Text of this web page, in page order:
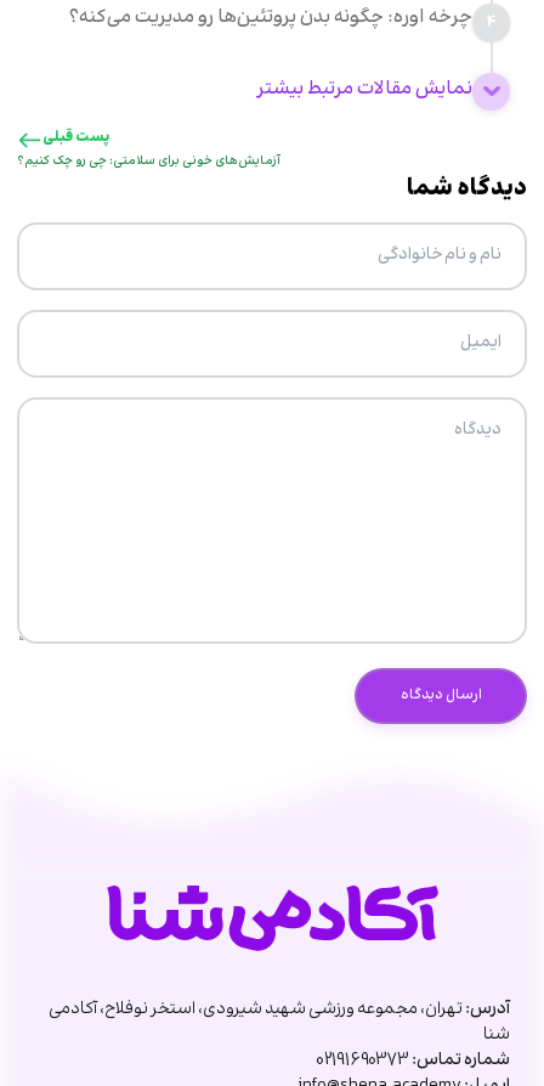
4 چرخه اوره: چگونه بدن پروتئین‌ها رو مدیریت می‌کنه؟
نمایش مقالات مرتبط بیشتر
پست قبلی
آزمایش‌های خونی برای سلامتی: چی رو چک کنیم؟
دیدگاه شما
آدرس:تهران، مجموعه ورزشی شهید شیرودی، استخر نوفلاح، آکادمی
شنا
شماره تماس:02191690373